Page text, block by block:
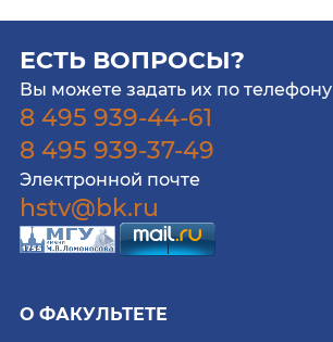
ЕСТЬ ВОПРОСЫ?
Вы можете задать их по телефону
8 495 939-44-61
8 495 939-37-49
Электронной почте
hstv@bk.ru
О ФАКУЛЬТЕТЕ